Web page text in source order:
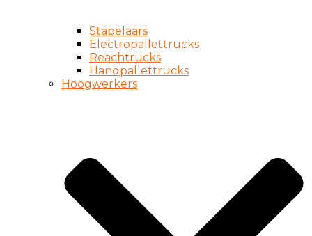
Stapelaars
Electropallettrucks
Reachtrucks
Handpallettrucks
Hoogwerkers